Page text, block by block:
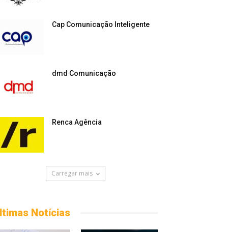
Cap Comunicação Inteligente
dmd Comunicação
Renca Agência
Carregar mais
Notícias